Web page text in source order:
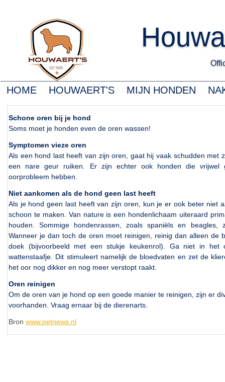
HOME HOUWAERT'S MIJN HONDEN
Schone oren bij je hond
Soms moet je honden even de oren wassen!
Symptomen vieze oren
Als een hond last heeft van zijn oren, gaat hij vaak schudden met
een nare geur ruiken. Er zijn echter ook honden die vrijwel
oorprobleem hebben.
Niet aankomen als de hond geen last heeft
Als je hond geen last heeft van zijn oren, kun je er ook beter niet
schoon te maken. Van nature is een hondenlichaam uiteraard
houden. Sommige hondenrassen, zoals spaniëls en beagles,
Wanneer je dan toch de oren moet reinigen, reinig dan alleen de
doek (bijvoorbeeld met een stukje keukenrol). Ga niet in
wattenstaafje. Dit stimuleert namelijk de bloedvaten en zet de
het oor nog dikker en nog meer verstopt raakt.
Oren reinigen
Om de oren van je hond op een goede manier te reinigen, zijn er
voorhanden. Vraag ernaar bij de dierenarts.
Bron www.petnews.nl